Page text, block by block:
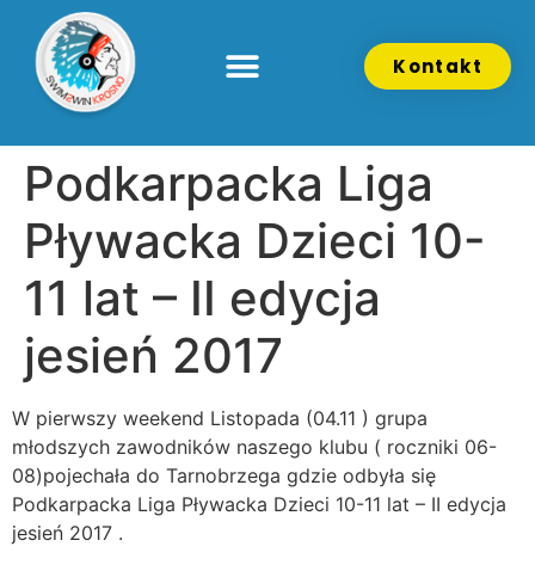
Kontakt
Podkarpacka Liga
Pływacka Dzieci 10-
11 lat – II edycja
jesień 2017
W pierwszy weekend Listopada (04.11 ) grupa
młodszych zawodników naszego klubu ( roczniki 06-
08)pojechała do Tarnobrzega gdzie odbyła się
Podkarpacka Liga Pływacka Dzieci 10-11 lat – II edycja
jesień 2017 .